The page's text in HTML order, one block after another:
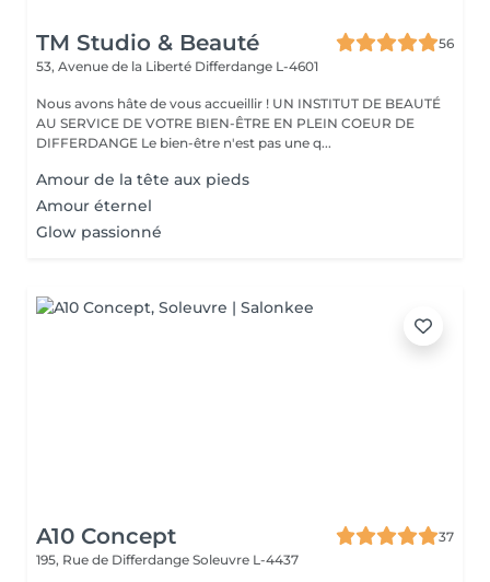
TM Studio & Beauté
56
53, Avenue de la Liberté Differdange L-4601
Nous avons hâte de vous accueillir ! UN INSTITUT DE BEAUTÉ
AU SERVICE DE VOTRE BIEN-ÊTRE EN PLEIN COEUR DE
DIFFERDANGE Le bien-être n'est pas une q...
Amour de la tête aux pieds
Amour éternel
Glow passionné
A10 Concept
37
195, Rue de Differdange Soleuvre L-4437